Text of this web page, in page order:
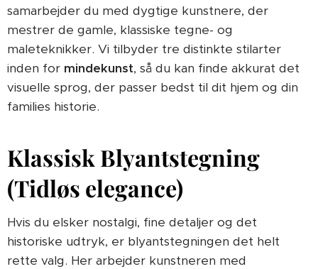
samarbejder du med dygtige kunstnere, der
mestrer de gamle, klassiske tegne- og
maleteknikker. Vi tilbyder tre distinkte stilarter
inden for mindekunst, så du kan finde akkurat det
visuelle sprog, der passer bedst til dit hjem og din
families historie.
Klassisk Blyantstegning
(Tidløs elegance)
Hvis du elsker nostalgi, fine detaljer og det
historiske udtryk, er blyantstegningen det helt
rette valg. Her arbejder kunstneren med